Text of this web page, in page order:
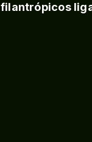
filantrópicos